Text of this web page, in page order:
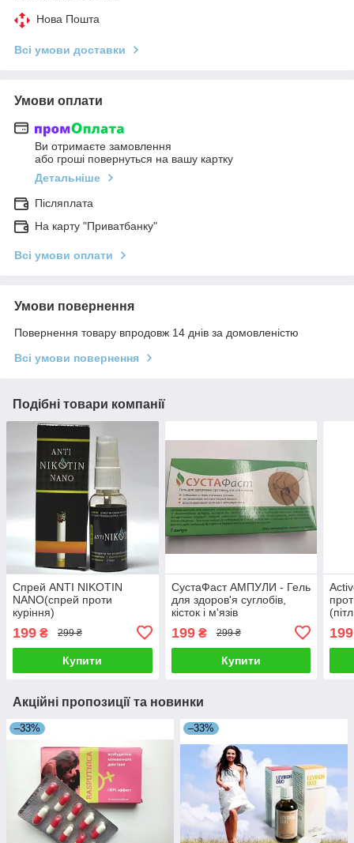
Нова Пошта
Всі умови доставки
Умови оплати
Ви отримаєте замовлення
або гроші повернуться на вашу картку
Детальніше
Післяплата
На карту "Приватбанку"
Всі умови оплати
Умови повернення
Повернення товару впродовж 14 днів за домовленістю
Всі умови повернення
Подібні товари компанії
Спрей ANTI NIKOTIN
NANO(спрей проти
куріння)
199 ₴ 299 ₴
Купити
СустаФаст АМПУЛИ - Гель
для здоров'я суглобів,
кісток і м'язів
199₴ 299 ₴
Купити
199
Акційні пропозиції та новинки
–33% –33%